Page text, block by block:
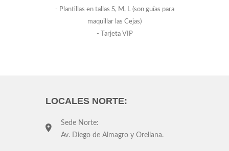
- Plantillas en tallas S, M, L (son guías para
maquillar las Cejas)
- Tarjeta VIP
LOCALES NORTE:
Sede Norte:
Av. Diego de Almagro y Orellana.